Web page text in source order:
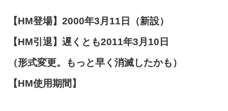
【HM登場】2000年3月11日（新設）
【HM引退】遅くとも2011年3月10日
（形式変更。もっと早く消滅したかも）
【HM使用期間】